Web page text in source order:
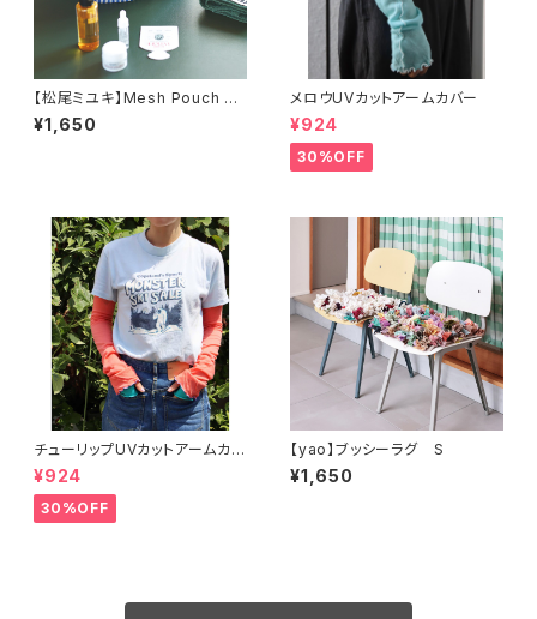
【松尾ミユキ】Mesh Pouch メ
ッシュポーチ
¥1,650
メロウUVカットアームカバー
¥924
30%OFF
チューリップUVカットアームカバ
ー
¥924
30%OFF
【yao】ブッシーラグ S
¥1,650